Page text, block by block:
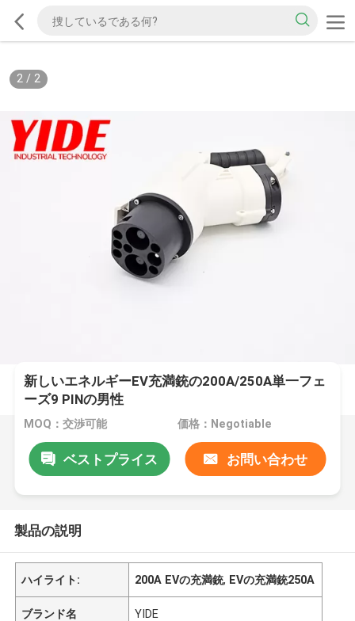
2/ 2
新しいエネルギーEV充満銃の200A/250A単一フェ
ーズ9 PINの男性
MOQ：交渉可能 価格：Negotiable
ベストプライス お問い合わせ
製品の説明
ハイライト: 200A EVの充満銃, EVの充満銃250A
ブランド名 YIDE